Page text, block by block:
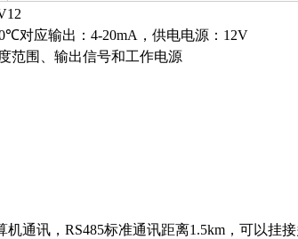
℃对应输出： 4-20mA ，供电电源： 12V
度范围、输出信号和工作电源
机通讯， RS485标准通讯距离1 .5km，可以挂接